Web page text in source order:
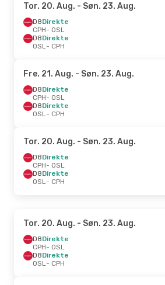
Tor. 20. Aug. - Søn. 23. Aug.
D8Direkte
CPH- OSL
D8Direkte
OSL- CPH
Fre. 21. Aug. - Søn. 23. Aug.
D8Direkte
CPH- OSL
D8Direkte
OSL- CPH
Tor. 20. Aug. - Søn. 23. Aug.
D8Direkte
CPH- OSL
D8Direkte
OSL- CPH
Tor. 20. Aug. - Søn. 23. Aug.
D8Direkte
CPH- OSL
D8Direkte
OSL- CPH